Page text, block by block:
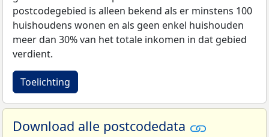
postcodegebied is alleen bekend als er minstens 100
huishoudens wonen en als geen enkel huishouden
meer dan 30% van het totale inkomen in dat gebied
verdient.
Toelichting
Download alle postcodedata